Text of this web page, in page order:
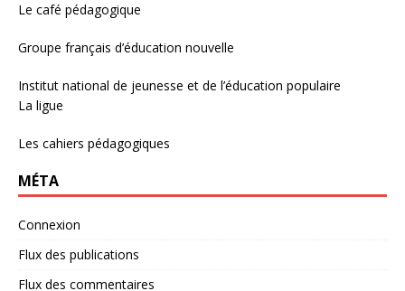
Le café pédagogique
Groupe français d’éducation nouvelle
Institut national de jeunesse et de l’éducation populaire
La ligue
Les cahiers pédagogiques
MÉTA
Connexion
Flux des publications
Flux des commentaires